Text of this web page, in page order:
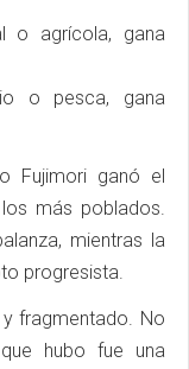
o agrícola, gana
o pesca, gana
Fujimori ganó el
más poblados.
mientras la
progresista.
fragmentado. No
hubo fue una